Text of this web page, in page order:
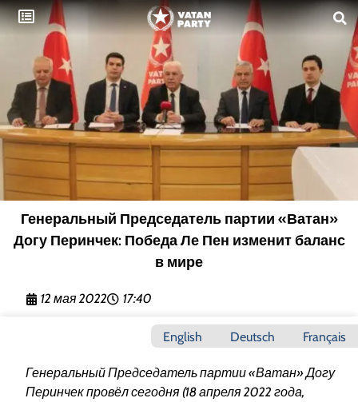
Генеральный Председатель партии «Ватан»
Догу Перинчек: Победа Ле Пен изменит баланс
в мире
12 мая 2022 17:40
English Deutsch Français
Генеральный Председатель партии «Ватан» Догу
Перинчек провёл сегодня (18 апреля 2022 года,